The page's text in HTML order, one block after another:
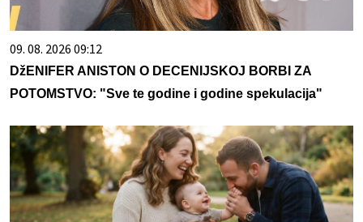
09. 08. 2026 09:12
DžENIFER ANISTON O DECENIJSKOJ BORBI ZA
POTOMSTVO: "Sve te godine i godine spekulacija"